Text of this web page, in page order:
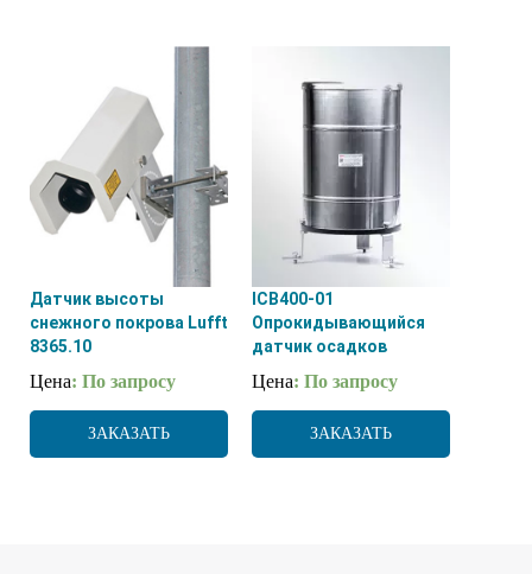
Датчик высоты
снежного покрова Lufft
8365.10
Цена: По запросу
ЗАКАЗАТЬ
ICB400-01
Опрокидывающийся
датчик осадков
Цена: По запросу
ЗАКАЗАТЬ